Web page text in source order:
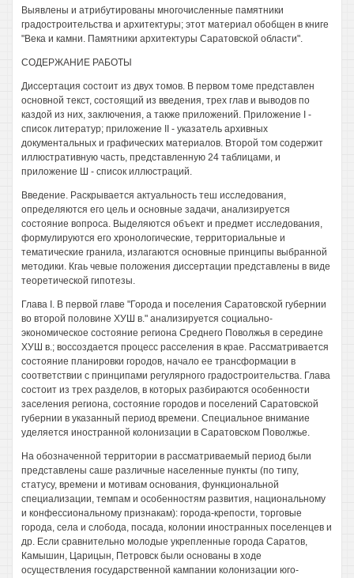
Выявлены и атрибутированы многочисленные памятники
градостроительства и архитектуры; этот материал обобщен в книге
"Века и камни. Памятники архитектуры Саратовской области".
СОДЕРЖАНИЕ РАБОТЫ
Диссертация состоит из двух томов. В первом томе представлен
основной текст, состоящий из введения, трех глав и выводов по
каздой из них, заключения, а также приложений. Приложение I -
список литератур; приложение II - указатель архивных
документальных и графических материалов. Второй том содержит
иллюстративную часть, представленную 24 таблицами, и
приложение Ш - список иллюстраций.
Введение. Раскрывается актуальность теш исследования,
определяются его цель и основные задачи, анализируется
состояние вопроса. Выделяются объект и предмет исследования,
формулируются его хронологические, территориальные и
тематические гранила, излагаются основные принципы выбранной
методики. Кгаь чевые положения диссертации представлены в виде
теоретической гипотезы.
Глава I. В первой главе "Города и поселения Саратовской губернии
во второй половине ХУШ в." анализируется социально-
экономическое состояние региона Среднего Поволжья в середине
ХУШ в.; воссоздается процесс расселения в крае. Рассматривается
состояние планировки городов, начало ее трансформации в
соответствии с принципами регулярного градостроительства. Глава
состоит из трех разделов, в которых разбираются особенности
заселения региона, состояние городов и поселений Саратовской
губернии в указанный период времени. Специальное внимание
уделяется иностранной колонизации в Саратовском Поволжье.
На обозначенной территории в рассматриваемый период были
представлены саше различные населенные пункты (по типу,
статусу, времени и мотивам основания, функциональной
специализации, темпам и особенностям развития, национальному
и конфессиональному признакам): города-крепости, торговые
города, села и слобода, посада, колонии иностранных поселенцев и
др. Если сравнительно молодые укрепленные города Саратов,
Камышин, Царицын, Петровск были основаны в ходе
осуществления государственной кампании колонизации юго-